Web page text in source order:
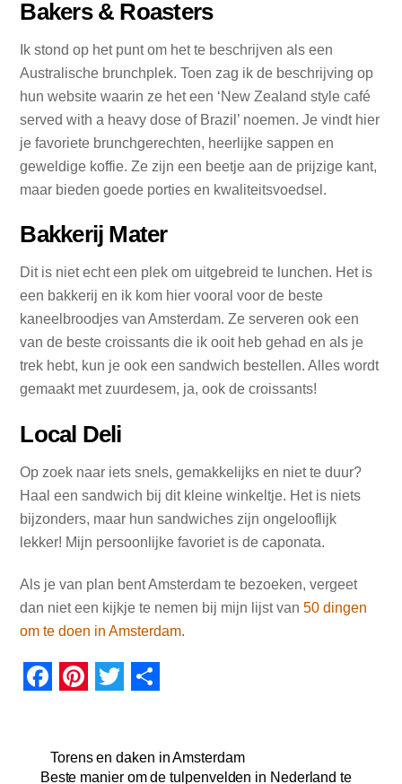
Bakers & Roasters
Ik stond op het punt om het te beschrijven als een
Australische brunchplek. Toen zag ik de beschrijving op
hun website waarin ze het een ‘New Zealand style café
served with a heavy dose of Brazil’ noemen. Je vindt hier
je favoriete brunchgerechten, heerlijke sappen en
geweldige koffie. Ze zijn een beetje aan de prijzige kant,
maar bieden goede porties en kwaliteitsvoedsel.
Bakkerij Mater
Dit is niet echt een plek om uitgebreid te lunchen. Het is
een bakkerij en ik kom hier vooral voor de beste
kaneelbroodjes van Amsterdam. Ze serveren ook een
van de beste croissants die ik ooit heb gehad en als je
trek hebt, kun je ook een sandwich bestellen. Alles wordt
gemaakt met zuurdesem, ja, ook de croissants!
Local Deli
Op zoek naar iets snels, gemakkelijks en niet te duur?
Haal een sandwich bij dit kleine winkeltje. Het is niets
bijzonders, maar hun sandwiches zijn ongelooflijk
lekker! Mijn persoonlijke favoriet is de caponata.
Als je van plan bent Amsterdam te bezoeken, vergeet
dan niet een kijkje te nemen bij mijn lijst van50 dingen
om te doen in Amsterdam.
n
i
l
Torens en daken in Amsterdam
Beste manier om de tulpenvelden in Nederland te